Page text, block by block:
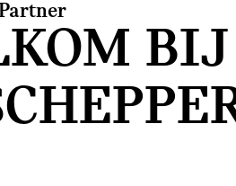
BIJ